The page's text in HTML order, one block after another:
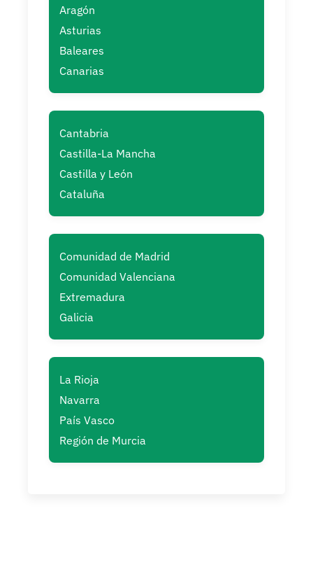
Aragón
Asturias
Baleares
Canarias
Cantabria
Castilla-La Mancha
Castilla y León
Cataluña
Comunidad de Madrid
Comunidad Valenciana
Extremadura
Galicia
La Rioja
Navarra
País Vasco
Región de Murcia